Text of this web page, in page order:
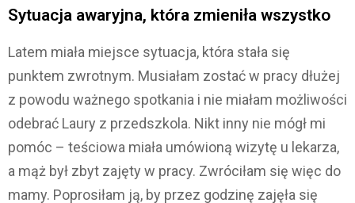
Sytuacja awaryjna, która zmieniła wszystko
Latem miała miejsce sytuacja, która stała się
punktem zwrotnym. Musiałam zostać w pracy dłużej
z powodu ważnego spotkania i nie miałam możliwości
odebrać Laury z przedszkola. Nikt inny nie mógł mi
pomóc – teściowa miała umówioną wizytę u lekarza,
a mąż był zbyt zajęty w pracy. Zwróciłam się więc do
mamy. Poprosiłam ją, by przez godzinę zajęła się